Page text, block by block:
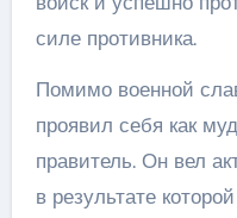
силе противника.
Помимо военной
проявил себя как
правитель. Он вел
в результате